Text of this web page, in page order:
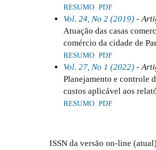
RESUMO PDF
Vol. 24, No 2 (2019) -
Atuação das casas
comércio da cidade de
RESUMO PDF
Vol. 27, No 1 (2022) -
Planejamento e controle
custos aplicável aos
RESUMO PDF
ISSN da versão on-line